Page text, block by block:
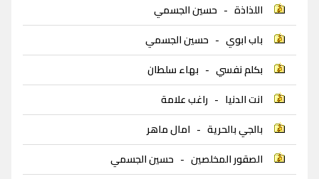
اللذاذة - حسين الجسمي
باب ابوي - حسين الجسمي
بكلم نفسي - بهاء سلطان
انت الدنيا - راغب علامة
بالجي بالحرية - امال ماهر
الصقور المخلصين - حسين الجسمي